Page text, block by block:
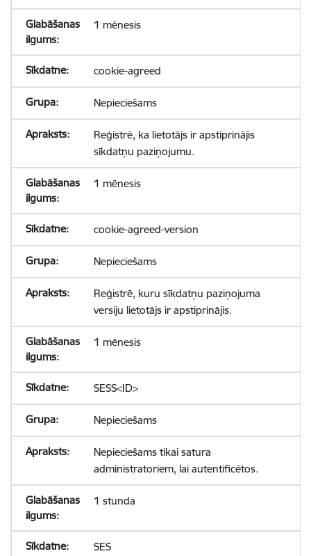
1 mēnesis
cookie-agreed
Nepieciešams
Reģistrē, ka lietotājs ir apstiprinājis
sīkdatņu paziņojumu.
1 mēnesis
cookie-agreed-version
Nepieciešams
Reģistrē, kuru sīkdatņu paziņojuma
versiju lietotājs ir apstiprinājis.
1 mēnesis
SESS<ID>
Nepieciešams
Nepieciešams tikai satura
administratoriem, lai autentificētos.
1 stunda
SES